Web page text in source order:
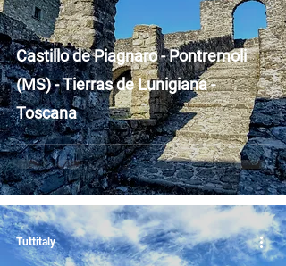
Castillo de Piagnaro - Pontremoli
(MS) - Tierras de Lunigiana -
Toscana
Tuttitaly